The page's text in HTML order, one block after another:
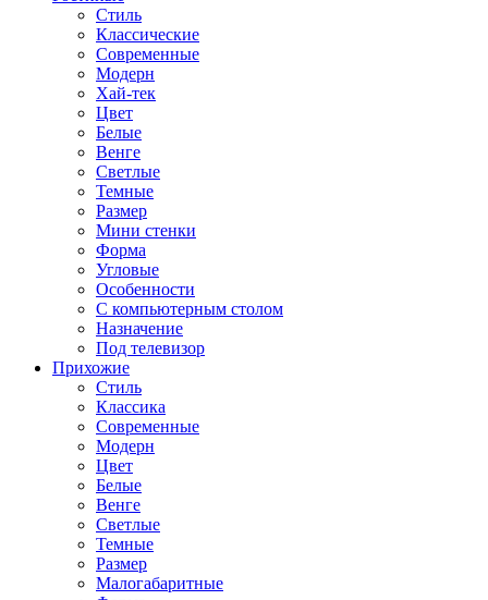
Стиль
Классические
Современные
Модерн
Хай-тек
Цвет
Белые
Венге
Светлые
Темные
Размер
Мини стенки
Форма
Угловые
Особенности
С компьютерным столом
Назначение
Под телевизор
Прихожие
Стиль
Классика
Современные
Модерн
Цвет
Белые
Венге
Светлые
Темные
Размер
Малогабаритные